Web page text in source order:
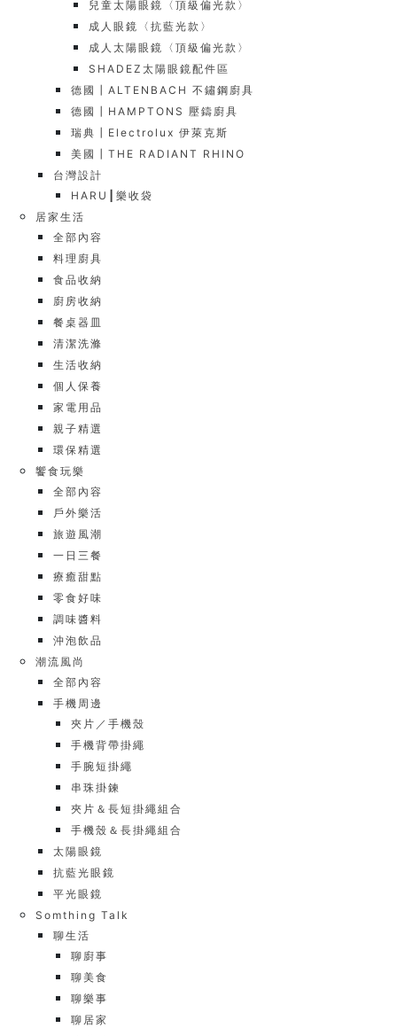
兒童太陽眼鏡〈頂級偏光款〉
成人眼鏡〈抗藍光款〉
成人太陽眼鏡〈頂級偏光款〉
SHADEZ太陽眼鏡配件區
德國┃ALTENBACH 不鏽鋼廚具
德國┃HAMPTONS 壓鑄廚具
瑞典┃Electrolux 伊萊克斯
美國┃THE RADIANT RHINO
台灣設計
HARU┃樂收袋
居家生活
全部內容
料理廚具
食品收納
廚房收納
餐桌器皿
清潔洗滌
生活收納
個人保養
家電用品
親子精選
環保精選
饗食玩樂
全部內容
戶外樂活
旅遊風潮
一日三餐
療癒甜點
零食好味
調味醬料
沖泡飲品
潮流風尚
全部內容
手機周邊
夾片／手機殼
手機背帶掛繩
手腕短掛繩
串珠掛鍊
夾片＆長短掛繩組合
手機殼＆長掛繩組合
太陽眼鏡
抗藍光眼鏡
平光眼鏡
Somthing Talk
聊生活
聊廚事
聊美食
聊樂事
聊居家